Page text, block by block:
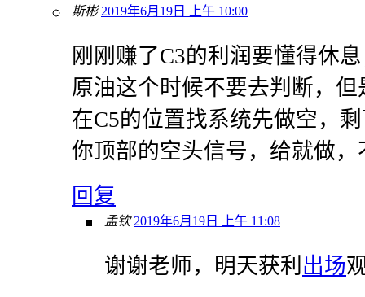
斯彬 2019年6月19日 上午 10:00
刚刚赚了C3的利润要懂得休
原油这个时候不要去判断，
在C5的位置找系统先做空，
你顶部的空头信号，给就做
回复
孟钦 2019年6月19日 上午 11:08
谢谢老师，明天获利 出场